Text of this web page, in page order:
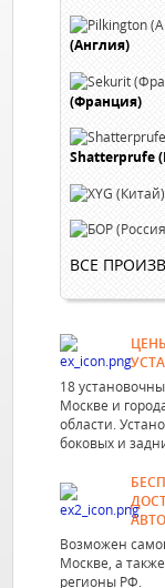
(Англия)
(Франция)
Shatterprufe
ВСЕ
18
Москве и
области.
боковых и
Возможен
Москве, а
регионы РФ.